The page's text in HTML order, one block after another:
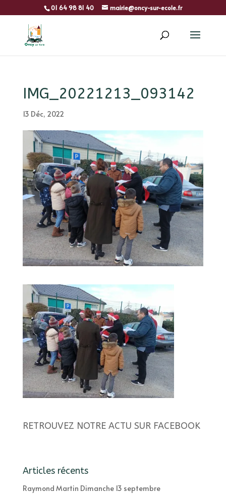
01 64 98 81 40 mairie@oncy-sur-ecole.fr
IMG_20221213_093142
13 Déc, 2022
RETROUVEZ NOTRE ACTU SUR FACEBOOK
Articles récents
Raymond Martin Dimanche 13 septembre